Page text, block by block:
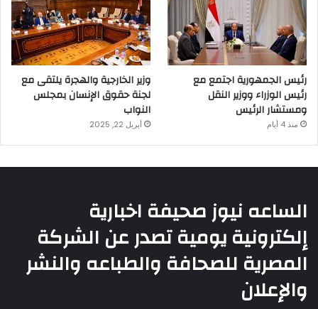
رئيس الجمهورية اجتمع مع
رئيس الوزراء ووزير النقل
ومستشار الرئيس
منذ 4 أيام
وزير الخارجية والهجرة يلتقى مع
لجنة حقوق الإنسان بمجلس
النواب
أبريل 22, 2025
الساعه نيوز صحيفة اخبارية
إلكترونية يومية تصدر عن الشركة
المصرية للصحافة والطباعه والنشر
والإعلان